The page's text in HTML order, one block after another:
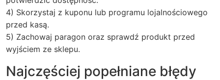
4) Skorzystaj z kuponu lub programu lojalnościowego
przed kasą.
5) Zachowaj paragon oraz sprawdź produkt przed
wyjściem ze sklepu.
Najczęściej popełniane błędy